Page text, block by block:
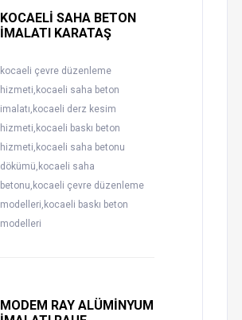
KOCAELİ SAHA BETON
İMALATI KARATAŞ
kocaeli çevre düzenleme
hizmeti,kocaeli saha beton
imalatı,kocaeli derz kesim
hizmeti,kocaeli baskı beton
hizmeti,kocaeli saha betonu
dökümü,kocaeli saha
betonu,kocaeli çevre düzenleme
modelleri,kocaeli baskı beton
modelleri
MODEM RAY ALÜMİNYUM